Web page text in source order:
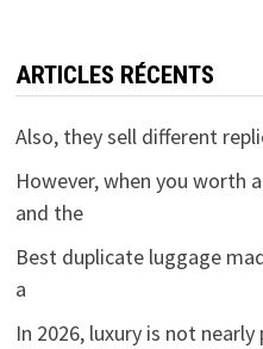
ARTICLES RÉCENTS
Also, they sell different
However, when you worth
and the
Best duplicate luggage
a
In 2026, luxury is not